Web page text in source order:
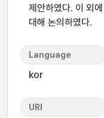
제안하였다. 이 외
대해 논의하였다.
Language
kor
URI